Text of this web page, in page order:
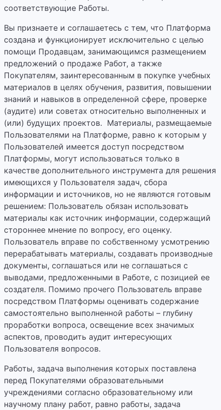
соответствующие Работы.
Вы признаете и соглашаетесь с тем, что Платформа
создана и функционирует исключительно с целью
помощи Продавцам, занимающимся размещением
предложений о продаже Работ, а также
Покупателям, заинтересованным в покупке учебных
материалов в целях обучения, развития, повышении
знаний и навыков в определенной сфере, проверке
(аудите) или советах относительно выполненных и
(или) будущих проектов. Материалы, размещаемые
Пользователями на Платформе, равно к которым у
Пользователей имеется доступ посредством
Платформы, могут использоваться только в
качестве дополнительного инструмента для решения
имеющихся у Пользователя задач, сбора
информации и источников, но не являются готовым
решением: Пользователь обязан использовать
материалы как источник информации, содержащий
стороннее мнение по вопросу, его оценку.
Пользователь вправе по собственному усмотрению
перерабатывать материалы, создавать производные
документы, соглашаться или не соглашаться с
выводами, предложенными в Работе, с позицией ее
создателя. Помимо прочего Пользователь вправе
посредством Платформы оценивать содержание
самостоятельно выполненной работы – глубину
проработки вопроса, освещение всех значимых
аспектов, проводить аудит интересующих
Пользователя вопросов.
Работы, задача выполнения которых поставлена
перед Покупателями образовательными
учреждениями согласно образовательному или
научному плану работ, равно работы, задача